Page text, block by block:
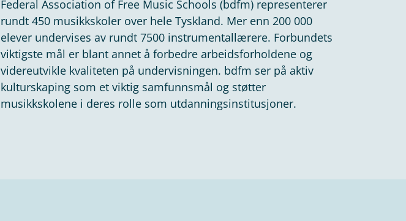
Federal Association of Free Music Schools (bdfm) representerer
rundt 450 musikkskoler over hele Tyskland. Mer enn 200 000
elever undervises av rundt 7500 instrumentallærere. Forbundets
viktigste mål er blant annet å forbedre arbeidsforholdene og
videreutvikle kvaliteten på undervisningen. bdfm ser på aktiv
kulturskaping som et viktig samfunnsmål og støtter
musikkskolene i deres rolle som utdanningsinstitusjoner.